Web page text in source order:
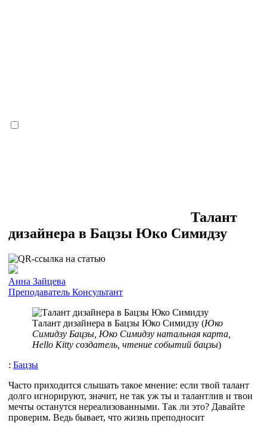
Талант
дизайнера в Бацзы Юко Симидзу
Анна Зайцева
Преподаватель Консультант
Талант дизайнера в Бацзы Юко Симидзу (Юко
Симидзу Бацзы, Юко Симидзу натальная карта,
Hello Kitty создатель, чтение событий бацзы)
: Бацзы
Часто приходится слышать такое мнение: если твой талант
долго игнорируют, значит, не так уж ты и талантлив и твои
мечты останутся нереализованными. Так ли это? Давайте
проверим. Ведь бывает, что жизнь преподносит